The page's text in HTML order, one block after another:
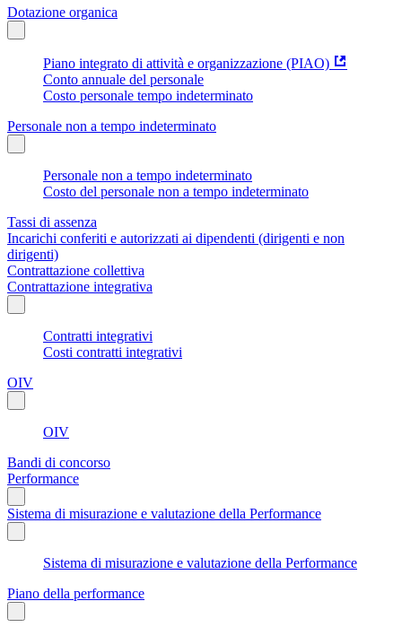
Dotazione organica
Piano integrato di attività e organizzazione (PIAO)
Conto annuale del personale
Costo personale tempo indeterminato
Personale non a tempo indeterminato
Personale non a tempo indeterminato
Costo del personale non a tempo indeterminato
Tassi di assenza
Incarichi conferiti e autorizzati ai dipendenti (dirigenti e non
dirigenti)
Contrattazione collettiva
Contrattazione integrativa
Contratti integrativi
Costi contratti integrativi
OIV
OIV
Bandi di concorso
Performance
Sistema di misurazione e valutazione della Performance
Sistema di misurazione e valutazione della Performance
Piano della performance